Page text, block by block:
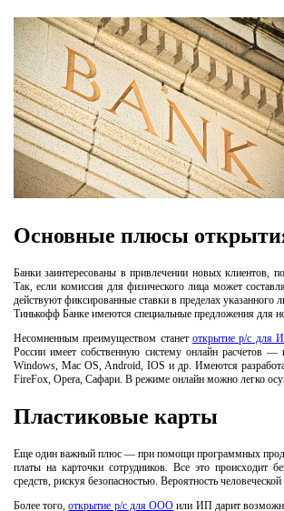
Основные плюсы
Банки заинтересованы в привлечении новых клиентов,
Так, если комиссия для физического лица может
действуют фиксированные ставки в пределах
Тинькофф Банке имеются специальные предложения для
Несомненным преимуществом станет открытие р/с для
России имеет собственную систему онлайн расчетов
Windows, Mac OS, Android, IOS и др. Имеются
FireFox, Opera, Сафари. В режиме онлайн можно легко
Пластиковые карты
Еще один важный плюс — при помощи программных
платы на карточки сотрудников. Все это происходит
средств, рискуя безопасностью. Вероятность
Более того,открытие р/с для ООО или ИП дарит